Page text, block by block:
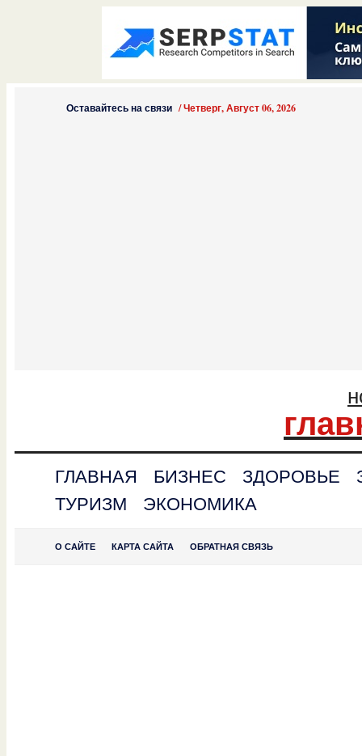
Оставайтесь на связи /Четверг, Август 06, 2026
ГЛАВНАЯ БИЗНЕС ЗДОРОВЬЕ
ТУРИЗМ
ЭКОНОМИКА
О САЙТЕ КАРТА САЙТА ОБРАТНАЯ СВЯЗЬ